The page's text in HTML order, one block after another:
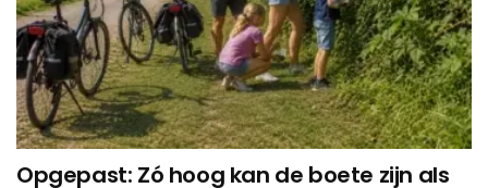
Opgepast: Zó hoog kan de boete zijn als